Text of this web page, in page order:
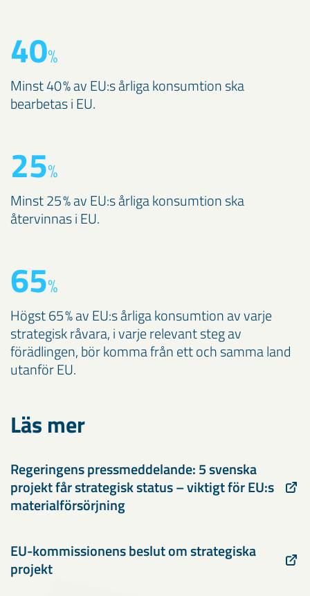
40%
Minst 40 % av EU:s årliga konsumtion ska
bearbetas i EU.
25%
Minst 25 % av EU:s årliga konsumtion ska
återvinnas i EU.
65%
Högst 65 % av EU:s årliga konsumtion av varje
strategisk råvara, i varje relevant steg av
förädlingen, bör komma från ett och samma land
utanför EU.
Läs mer
Regeringens pressmeddelande: 5 svenska
projekt får strategisk status – viktigt för EU:s
materialförsörjning
EU-kommissionens beslut om strategiska
projekt